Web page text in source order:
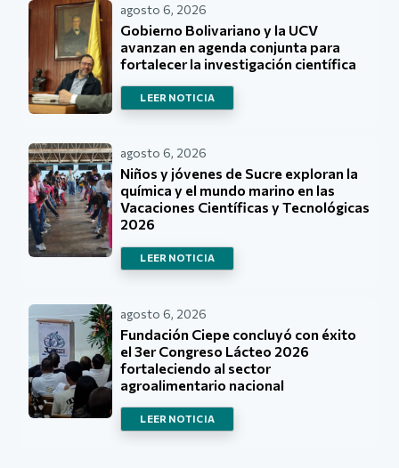
agosto 6, 2026
Gobierno Bolivariano y la UCV
avanzan en agenda conjunta para
fortalecer la investigación científica
LEER NOTICIA
agosto 6, 2026
Niños y jóvenes de Sucre exploran la
química y el mundo marino en las
Vacaciones Científicas y Tecnológicas
2026
LEER NOTICIA
agosto 6, 2026
Fundación Ciepe concluyó con éxito
el 3er Congreso Lácteo 2026
fortaleciendo al sector
agroalimentario nacional
LEER NOTICIA